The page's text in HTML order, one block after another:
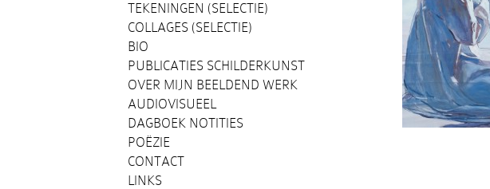
TEKENINGEN (SELECTIE)
COLLAGES (SELECTIE)
BIO
PUBLICATIES SCHILDERKUNST
OVER MIJN BEELDEND WERK
AUDIOVISUEEL
DAGBOEK NOTITIES
POËZIE
CONTACT
LINKS